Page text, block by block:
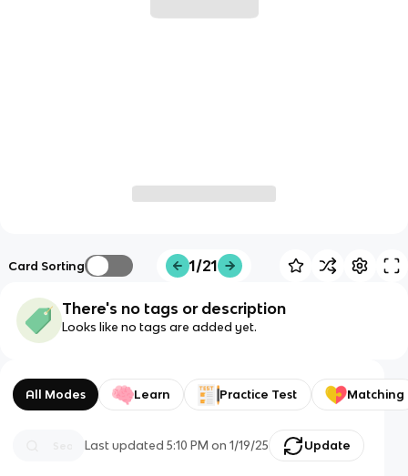
Card Sorting 1/21
There's no tags or description
Looks like no tags are added yet.
All Modes Learn Practice Test Matching
Last updated5:10 PM on 1/19/25 Update